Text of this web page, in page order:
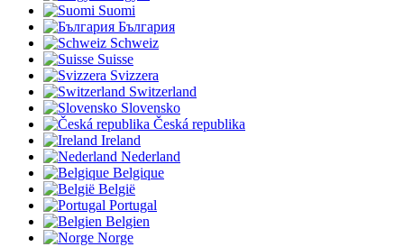
Suomi
България
Schweiz
Suisse
Svizzera
Switzerland
Slovensko
Česká republika
Ireland
Nederland
Belgique
België
Portugal
Belgien
Norge